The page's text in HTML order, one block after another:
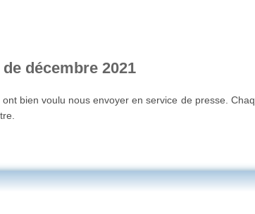
décembre 2021
bien voulu nous envoyer en service de presse.